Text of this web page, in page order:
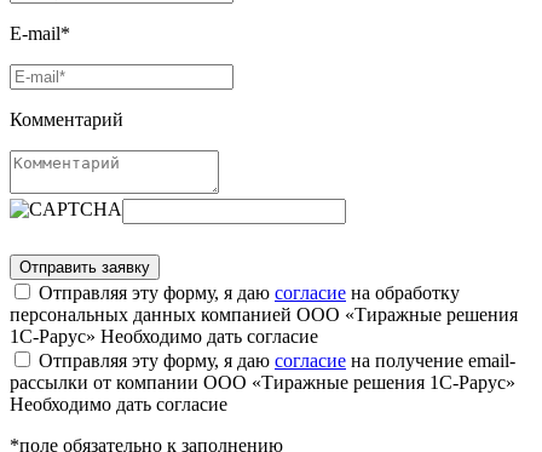
E-mail*
Комментарий
Отправляя эту форму, я даю согласие на обработку
персональных данных компанией ООО «Тиражные решения
1С-Рарус» Необходимо дать согласие
Отправляя эту форму, я даю согласие на получение email-
рассылки от компании ООО «Тиражные решения 1С-Рарус»
Необходимо дать согласие
*поле обязательно к заполнению